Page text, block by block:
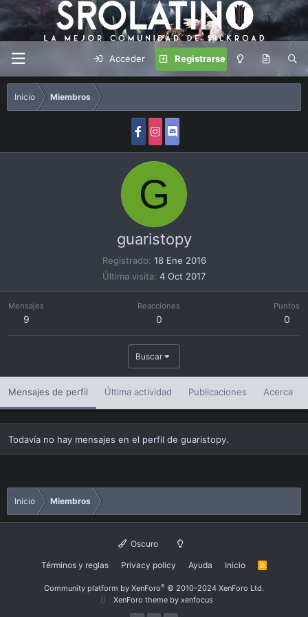
Acceder Registrarse
Inicio Miembros
G
guaristopy
Registrado 18 Ene 2016
Última visita 4 Oct 2017
Mensajes
9
Reacciones
0
Puntos
0
Buscar
Mensajes de perfil Última actividad Publicaciones Acerca
Todavía no hay mensajes en el perfil de guaristopy.
Inicio Miembros
Oscuro
Términos y reglas Privacy policy Ayuda Inicio
R
Community platform by XenForo® © 2010-2024 XenForo Ltd.
XenForo theme by xenfocus